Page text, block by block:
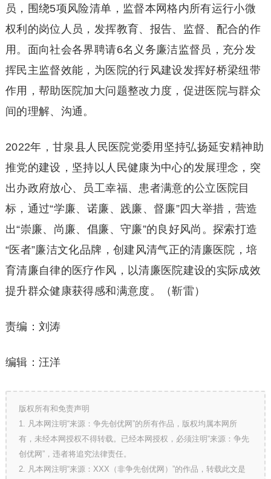
员，围绕5项风险清单，监督本网格内所有运行小微
权利的岗位人员，发挥教育、报告、监督、配合的作
用。面向社会各界聘请6名义务廉洁监督员，充分发
挥民主监督效能，为医院的行风建设发挥好桥梁纽带
作用，帮助医院加大问题整改力度，促进医院与群众
间的理解、沟通。
2022年，甘泉县人民医院党委用坚持弘扬延安精神助
推党的建设，坚持以人民健康为中心的发展理念，突
出办政府放心、员工幸福、患者满意的公立医院目
标，通过“学廉、诺廉、践廉、督廉”四大举措，营造
出“崇廉、尚廉、倡廉、守廉”的良好风尚。探索打造
“医者”廉洁文化品牌，创建风清气正的清廉医院，培
育清廉自律的医疗作风，以清廉医院建设的实际成效
提升群众健康获得感和满意度。（靳雷）
责编：刘涛
编辑：汪洋
版权所有和免责声明
1. 凡本网注明“来源：争先创优网”的所有作品，版权均属本网所
有，未经本网授权不得转载。已经本网授权，必须注明“来源：争先
创优网”，违者将追究法律责任。
2. 凡本网注明“来源：XXX（非争先创优网）”的作品，转载此文是